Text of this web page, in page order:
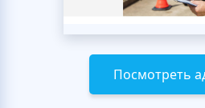
Посмотреть